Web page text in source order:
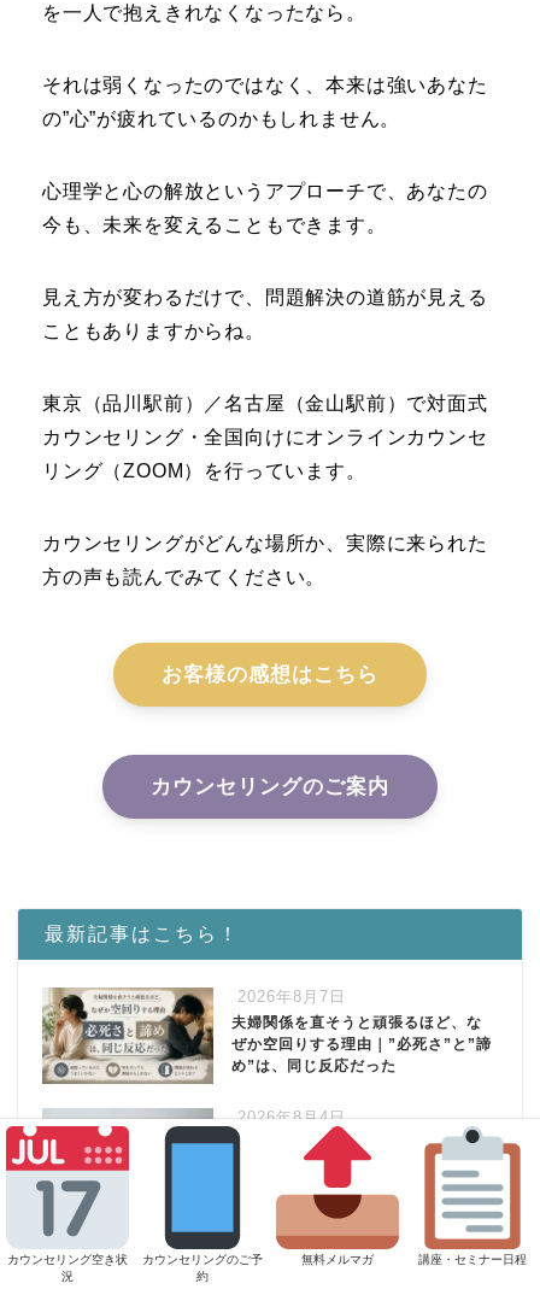
を一人で抱えきれなくなったなら。
それは弱くなったのではなく、本来は強いあなた
の”心”が疲れているのかもしれません。
心理学と心の解放というアプローチで、あなたの
今も、未来を変えることもできます。
見え方が変わるだけで、問題解決の道筋が見える
こともありますからね。
東京（品川駅前）／名古屋（金山駅前）で対面式
カウンセリング・全国向けにオンラインカウンセ
リング（ZOOM）を行っています。
カウンセリングがどんな場所か、実際に来られた
方の声も読んでみてください。
お客様の感想はこちら
カウンセリングのご案内
最新記事はこちら！
2026年8月7日
夫婦関係を直そうと頑張るほど、な
ぜか空回りする理由｜”必死さ”と”諦
め”は、同じ反応だった
2026年8月4日
「自分のせいだ」とすぐ思ってしま
うあなたへ 〜“自分を大事に”がなぜ
か効かない理由〜
2026年8月3日
今度こそ、と思うのに恋愛や結婚が
カウンセリング空き状
況
カウンセリングのご予
約
無料メルマガ 講座・セミナー日程